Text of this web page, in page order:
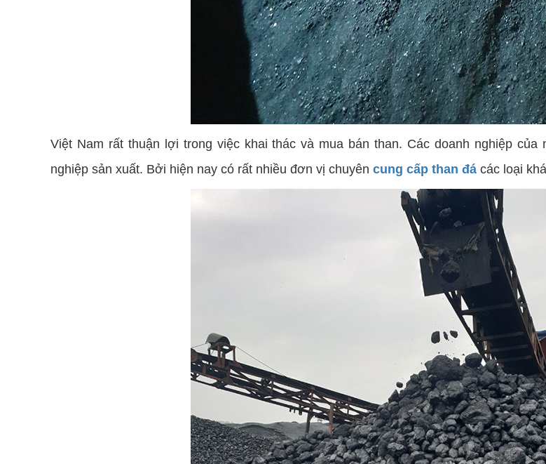
Việt Nam rất thuận lợi trong việc khai thác và mua bán than. Các doanh nghiệp
nghiệp sản xuất. Bởi hiện nay có rất nhiều đơn vị chuyên cung cấp than đá các loại